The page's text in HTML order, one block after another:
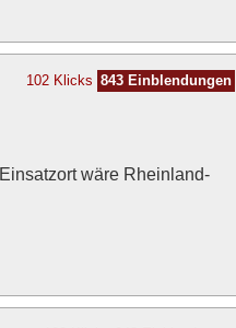
102 Klicks 843 Einblendungen
wäre Rheinland-